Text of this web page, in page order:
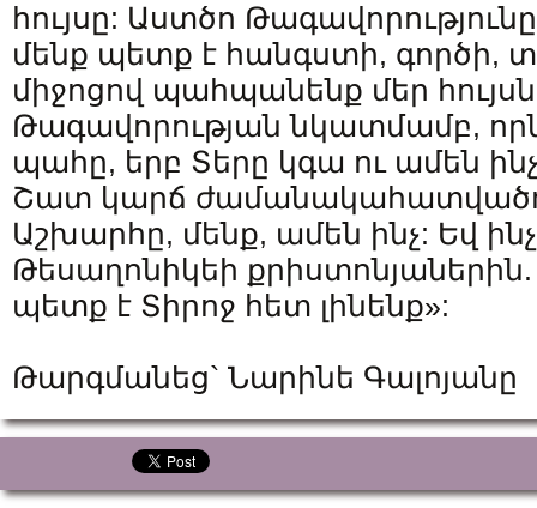
հույսը: Աստծո
մենք պետք է հանգստի, գործի,
միջոցով պահպանենք մեր
Թագավորության նկատմամբ,
պահը, երբ Տերը կգա ու ամեն
Շատ կարճ
Աշխարհը, մենք, ամեն ինչ: Եվ
Թեսաղոնիկեի քրիստոնյաներին.
պետք է Տիրոջ հետ լինենք»:
Թարգմանեց` Նարինե Գալոյանը